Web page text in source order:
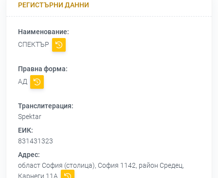
РЕГИСТЪРНИ ДАННИ
Наименование:
СПЕКТЪР
Правна форма:
АД
Транслитерация:
Spektar
ЕИК:
831431323
Адрес:
област София (столица), София 1142, район Средец,
Карнеги 11А